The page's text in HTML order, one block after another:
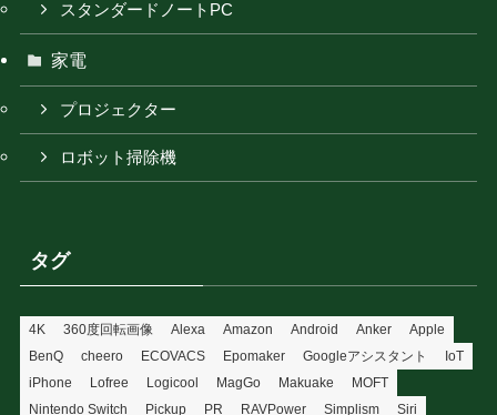
スタンダードノートPC
家電
プロジェクター
ロボット掃除機
タグ
4K 360度回転画像 Alexa Amazon Android Anker
Apple
BenQ
cheero ECOVACS Epomaker Googleアシスタント
IoT
iPhone
Lofree Logicool MagGo Makuake
MOFT
Nintendo Switch
Pickup PR RAVPower Simplism Siri